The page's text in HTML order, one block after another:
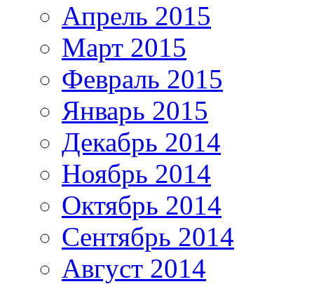
Апрель 2015
Март 2015
Февраль 2015
Январь 2015
Декабрь 2014
Ноябрь 2014
Октябрь 2014
Сентябрь 2014
Август 2014